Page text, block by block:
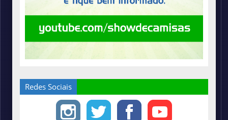
Redes Sociais